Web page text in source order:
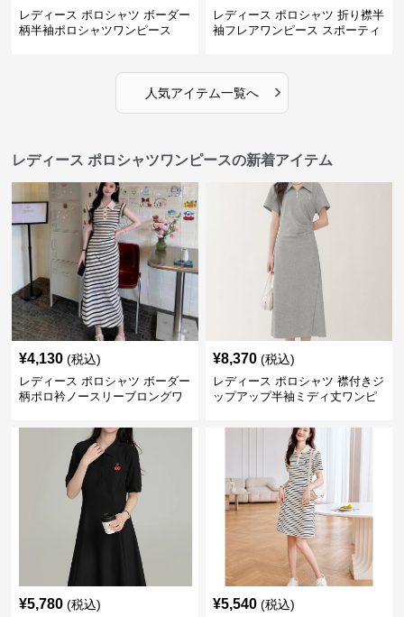
レディース ポロシャツ ボーダー
柄半袖ポロシャツワンピース
レディース ポロシャツ 折り襟半
袖フレアワンピース スポーティ
人気アイテム一覧へ ›
レディース ポロシャツワンピースの新着アイテム
¥4,130 (税込)
レディース ポロシャツ ボーダー
柄ポロ衿ノースリーブロングワ
¥8,370 (税込)
レディース ポロシャツ 襟付きジ
ップアップ半袖ミディ丈ワンピ
¥5,780 (税込) ¥5,540 (税込)